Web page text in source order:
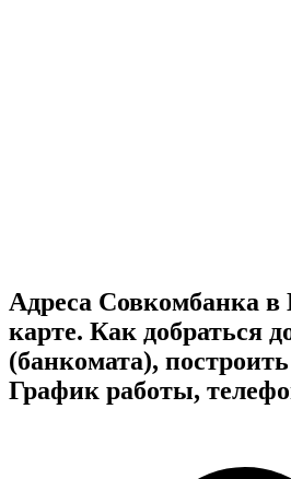
Адреса Совкомбанка
карте. Как добраться
(банкомата),
График работы,